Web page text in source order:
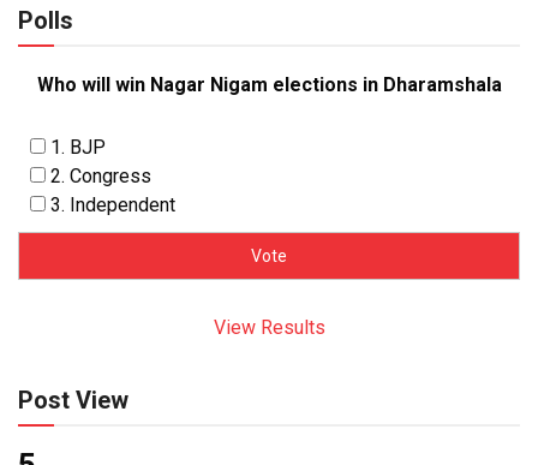
Polls
Who will win Nagar Nigam elections in Dharamshala
1. BJP
2. Congress
3. Independent
View Results
Post View